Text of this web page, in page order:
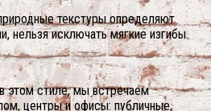
текстуры определяют
нельзя исключать мягкие изгибы.
этом стиле, мы встречаем
центры и офисы: публичные,